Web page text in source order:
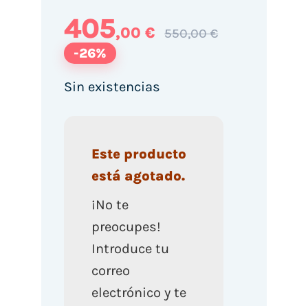
405,00 € 550,00 €
-26%
Sin existencias
Este producto
está agotado.
¡No te
preocupes!
Introduce tu
correo
electrónico y te